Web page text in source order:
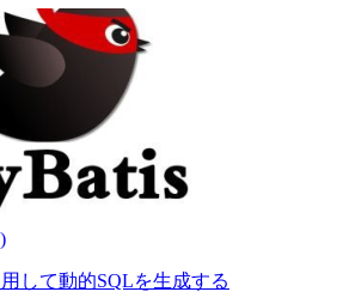
して動的SQLを生成する